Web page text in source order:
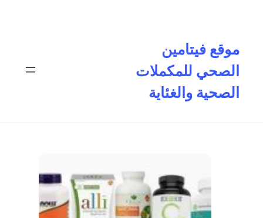
موقع فيتامين
الصحي للمكملات
الصحية والغئاية